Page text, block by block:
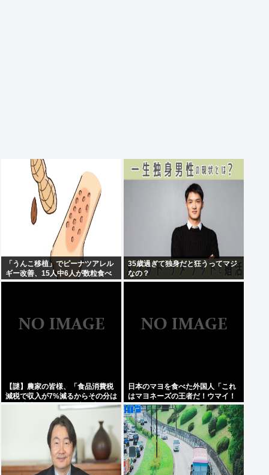
「うんこ移植」でピーナツアレル
ギー改善、15人中6人が数粒食べ
られるように
35歳過ぎて独身だと狂うってマジ
なの？
【謎】農家の皆様、「食品消費税
減税で収入が7%減るからその分は
国が補償してくれ」と言い出す
日本のマヨを食べた外国人「これ
はマヨネーズの王者だ！ウマイ！
うますぎる！どこで買えるん
だ？」